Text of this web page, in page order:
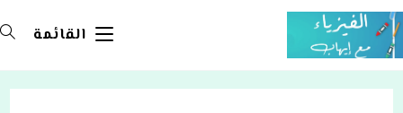
Skip
to
content
القائمة